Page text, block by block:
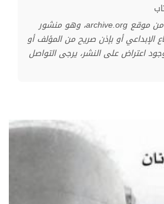
تم جلب هذا الكتاب من موقع archive.org، وهو منشور
الإبداعي أو بإذن صريح من المؤلف أو
اعتراض على النشر، يرجى التواصل